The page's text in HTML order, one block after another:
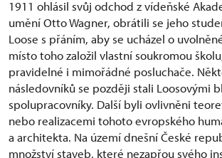
1911 ohlásil svůj odchod z vídeňské
umění Otto Wagner, obrátili se jeho
Loose s přáním, aby se ucházel o
místo toho založil vlastní soukromou
pravidelné i mimořádné posluchače.
následovníků se později stali Loosovými
spolupracovníky. Další byli ovlivněni
nebo realizacemi tohoto evropského
a architekta. Na území dnešní České
množství staveb, které nezapřou svého